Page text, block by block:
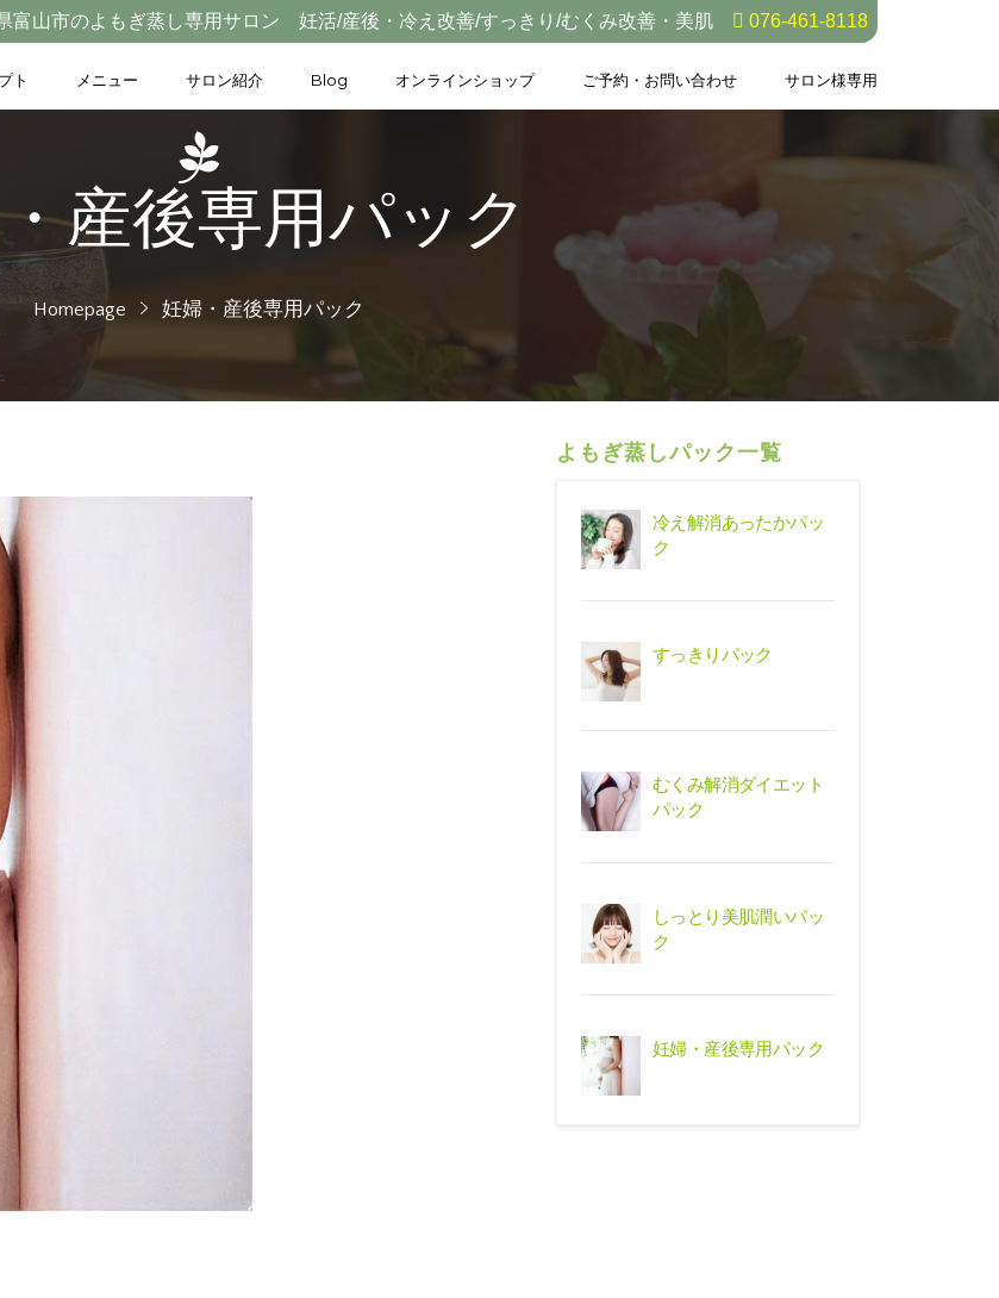
富山市のよもぎ蒸し専用サロン 妊活/産後・冷え改善/すっきり/むくみ改善・美肌 076-461-8118
ト メニュー サロン紹介 Blog オンラインショップ ご予約・お問い合わせ サロン様専用
産後専用パック
Homepage 妊婦・産後専用パック
よもぎ蒸しパック一覧
冷え解消あったかパッ
ク
すっきりパック
むくみ解消ダイエット
パック
しっとり美肌潤いパッ
ク
妊婦・産後専用パック